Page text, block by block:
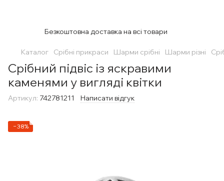
Безкоштовна доставка на всі товари
Каталог Срібні прикраси Шарми срібні Шарми різні
Срібний підвіс із яскравими
каменями у вигляді квітки
Артикул: 742781211 Написати відгук
−38%